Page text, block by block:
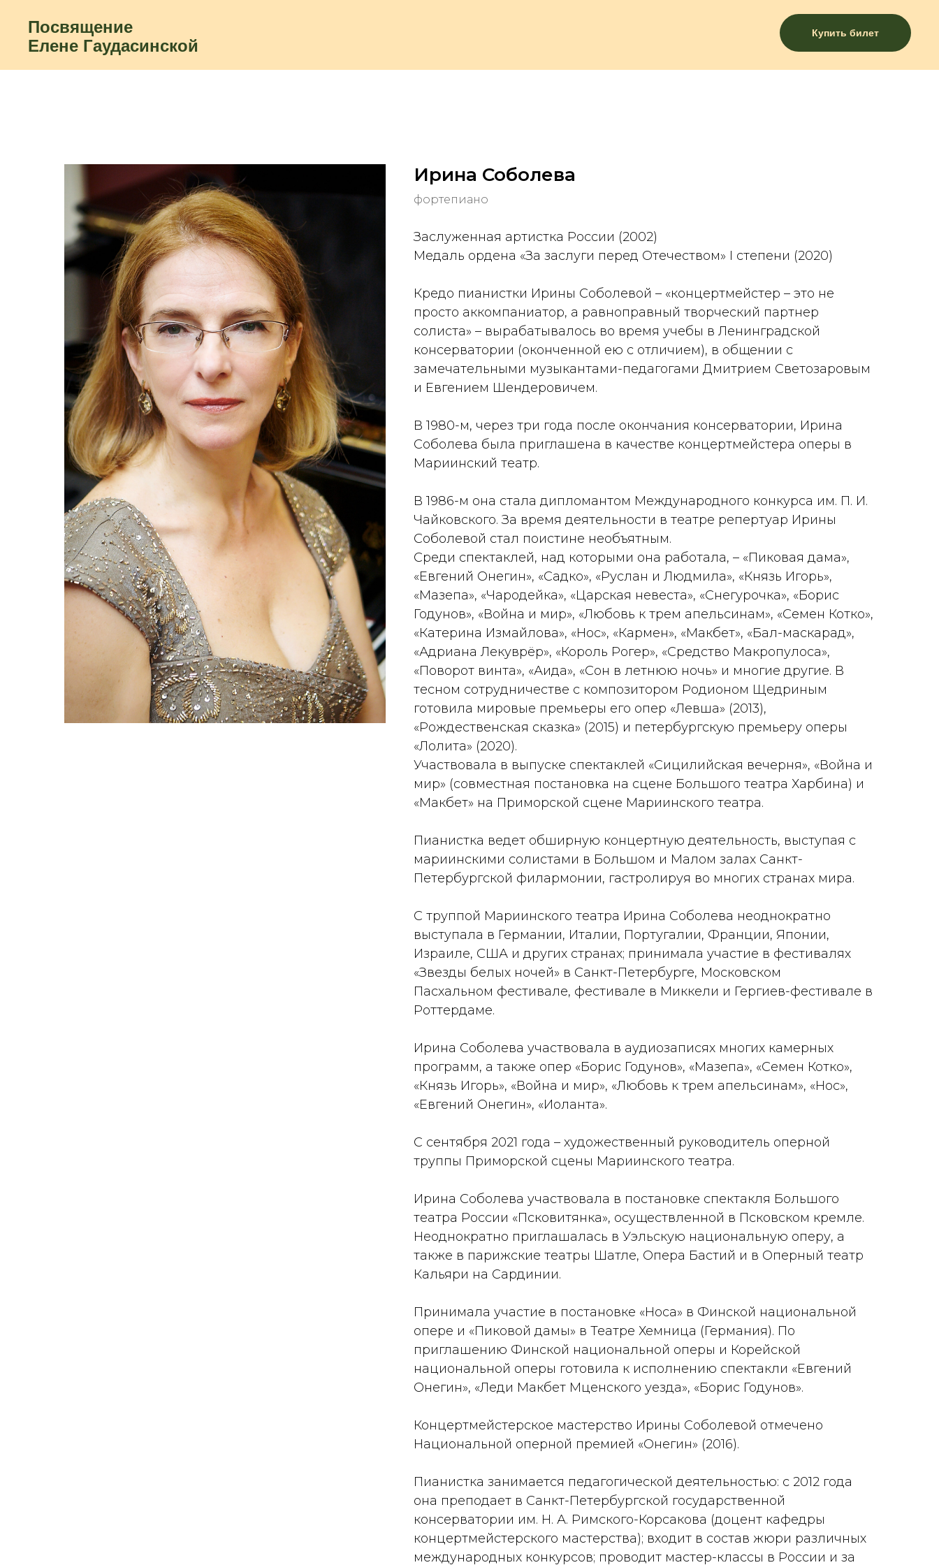
Посвящение
Елене Гаудасинской
Купить билет
Ирина Соболева
фортепиано
Заслуженная артистка России (2002)
Медаль ордена «За заслуги перед Отечеством» I степени (2020)
Кредо пианистки Ирины Соболевой – «концертмейстер – это не
просто аккомпаниатор, а равноправный творческий партнер
солиста» – вырабатывалось во время учебы в Ленинградской
консерватории (оконченной ею с отличием), в общении с
замечательными музыкантами-педагогами Дмитрием Светозаровым
и Евгением Шендеровичем.
В 1980-м, через три года после окончания консерватории, Ирина
Соболева была приглашена в качестве концертмейстера оперы в
Мариинский театр.
В 1986-м она стала дипломантом Международного конкурса им. П. И.
Чайковского. За время деятельности в театре репертуар Ирины
Соболевой стал поистине необъятным.
Среди спектаклей, над которыми она работала, – «Пиковая дама»,
«Евгений Онегин», «Садко», «Руслан и Людмила», «Князь Игорь»,
«Мазепа», «Чародейка», «Царская невеста», «Снегурочка», «Борис
Годунов», «Война и мир», «Любовь к трем апельсинам», «Семен Котко»,
«Катерина Измайлова», «Нос», «Кармен», «Макбет», «Бал-маскарад»,
«Адриана Лекуврёр», «Король Рогер», «Средство Макропулоса»,
«Поворот винта», «Аида», «Сон в летнюю ночь» и многие другие. В
тесном сотрудничестве с композитором Родионом Щедриным
готовила мировые премьеры его опер «Левша» (2013),
«Рождественская сказка» (2015) и петербургскую премьеру оперы
«Лолита» (2020).
Участвовала в выпуске спектаклей «Сицилийская вечерня», «Война и
мир» (совместная постановка на сцене Большого театра Харбина) и
«Макбет» на Приморской сцене Мариинского театра.
Пианистка ведет обширную концертную деятельность, выступая с
мариинскими солистами в Большом и Малом залах Санкт-
Петербургской филармонии, гастролируя во многих странах мира.
С труппой Мариинского театра Ирина Соболева неоднократно
выступала в Германии, Италии, Португалии, Франции, Японии,
Израиле, США и других странах; принимала участие в фестивалях
«Звезды белых ночей» в Санкт-Петербурге, Московском
Пасхальном фестивале, фестивале в Миккели и Гергиев-фестивале в
Роттердаме.
Ирина Соболева участвовала в аудиозаписях многих камерных
программ, а также опер «Борис Годунов», «Мазепа», «Семен Котко»,
«Князь Игорь», «Война и мир», «Любовь к трем апельсинам», «Нос»,
«Евгений Онегин», «Иоланта».
С сентября 2021 года – художественный руководитель оперной
труппы Приморской сцены Мариинского театра.
Ирина Соболева участвовала в постановке спектакля Большого
театра России «Псковитянка», осуществленной в Псковском кремле.
Неоднократно приглашалась в Уэльскую национальную оперу, а
также в парижские театры Шатле, Опера Бастий и в Оперный театр
Кальяри на Сардинии.
Принимала участие в постановке «Носа» в Финской национальной
опере и «Пиковой дамы» в Театре Хемница (Германия). По
приглашению Финской национальной оперы и Корейской
национальной оперы готовила к исполнению спектакли «Евгений
Онегин», «Леди Макбет Мценского уезда», «Борис Годунов».
Концертмейстерское мастерство Ирины Соболевой отмечено
Национальной оперной премией «Онегин» (2016).
Пианистка занимается педагогической деятельностью: с 2012 года
она преподает в Санкт-Петербургской государственной
консерватории им. Н. А. Римского-Корсакова (доцент кафедры
концертмейстерского мастерства); входит в состав жюри различных
международных конкурсов; проводит мастер-классы в России и за